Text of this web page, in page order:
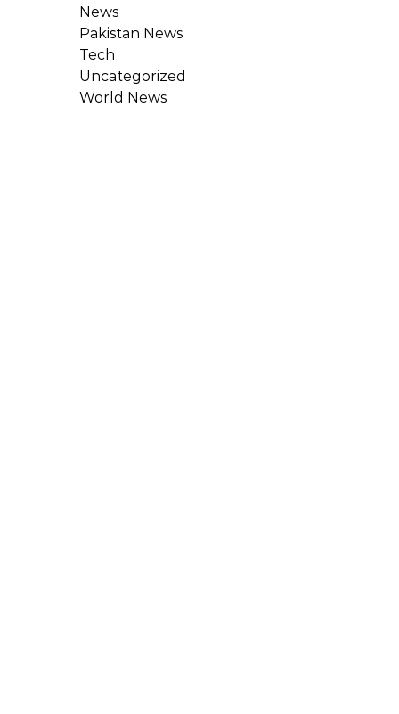
News
Pakistan News
Tech
Uncategorized
World News